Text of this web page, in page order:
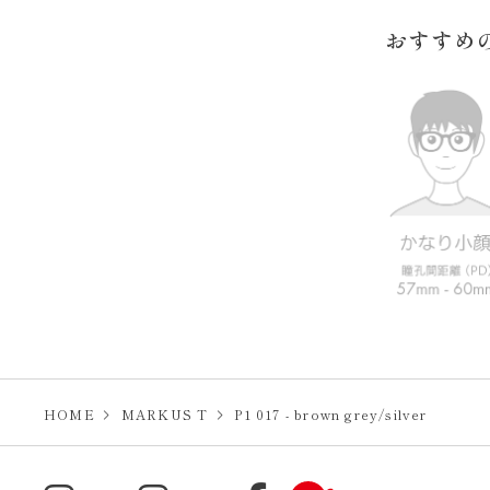
おすすめ
HOME MARKUS T P1 017 - brown grey/silver